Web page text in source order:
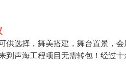
供选择，舞美搭建，舞台置景，
到声海工程项目无需转包！经过